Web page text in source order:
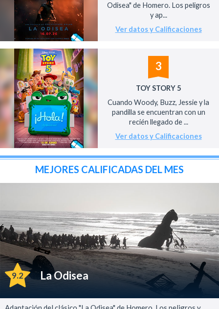
Odisea" de Homero. Los peligros
y ap...
Ver datos y Calificaciones
3
TOY STORY 5
Cuando Woody, Buzz, Jessie y la
pandilla se encuentran con un
recién llegado de ...
Ver datos y Calificaciones
MEJORES CALIFICADAS DEL MES
9.2 La Odisea